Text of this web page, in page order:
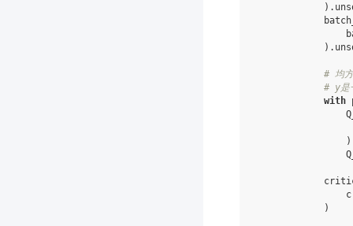
) .
) .
# 均
# y是
with
)
)